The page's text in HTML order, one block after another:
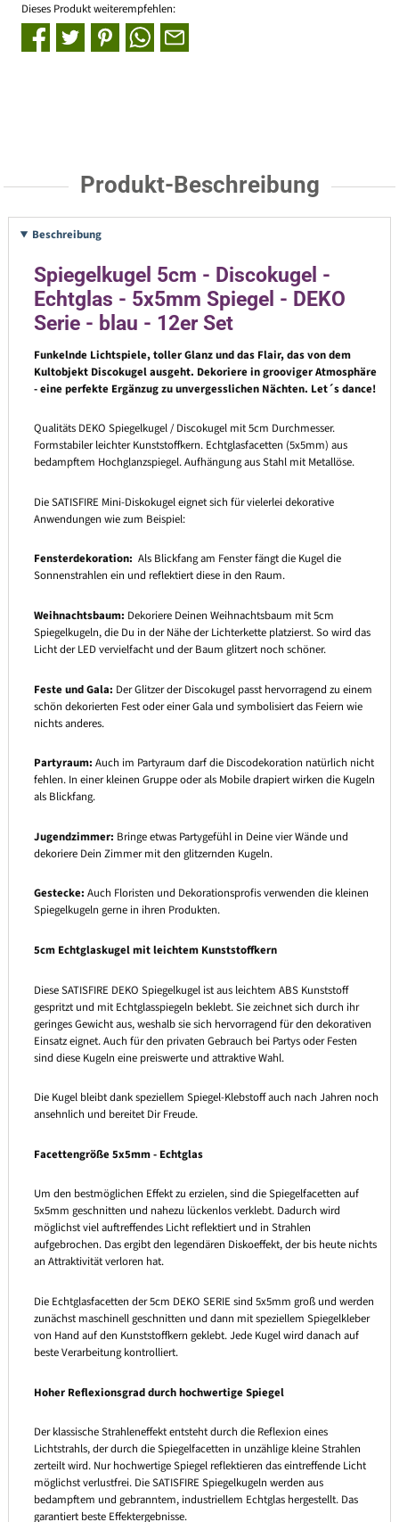
Dieses Produkt weiterempfehlen:
Produkt-Beschreibung
Beschreibung
Spiegelkugel 5cm - Discokugel -
Echtglas - 5x5mm Spiegel - DEKO
Serie - blau - 12er Set
Funkelnde Lichtspiele, toller Glanz und das Flair, das von dem
Kultobjekt Discokugel ausgeht. Dekoriere in grooviger Atmosphäre
- eine perfekte Ergänzug zu unvergesslichen Nächten. Let´s dance!
Qualitäts DEKO Spiegelkugel / Discokugel mit 5cm Durchmesser.
Formstabiler leichter Kunststoffkern. Echtglasfacetten (5x5mm) aus
bedampftem Hochglanzspiegel. Aufhängung aus Stahl mit Metallöse.
Die SATISFIRE Mini-Diskokugel eignet sich für vielerlei dekorative
Anwendungen wie zum Beispiel:
Fensterdekoration: Als Blickfang am Fenster fängt die Kugel die
Sonnenstrahlen ein und reflektiert diese in den Raum.
Weihnachtsbaum: Dekoriere Deinen Weihnachtsbaum mit 5cm
Spiegelkugeln, die Du in der Nähe der Lichterkette platzierst. So wird das
Licht der LED vervielfacht und der Baum glitzert noch schöner.
Feste und Gala: Der Glitzer der Discokugel passt hervorragend zu einem
schön dekorierten Fest oder einer Gala und symbolisiert das Feiern wie
nichts anderes.
Partyraum: Auch im Partyraum darf die Discodekoration natürlich nicht
fehlen. In einer kleinen Gruppe oder als Mobile drapiert wirken die Kugeln
als Blickfang.
Jugendzimmer: Bringe etwas Partygefühl in Deine vier Wände und
dekoriere Dein Zimmer mit den glitzernden Kugeln.
Gestecke: Auch Floristen und Dekorationsprofis verwenden die kleinen
Spiegelkugeln gerne in ihren Produkten.
5cm Echtglaskugel mit leichtem Kunststoffkern
Diese SATISFIRE DEKO Spiegelkugel ist aus leichtem ABS Kunststoff
gespritzt und mit Echtglasspiegeln beklebt. Sie zeichnet sich durch ihr
geringes Gewicht aus, weshalb sie sich hervorragend für den dekorativen
Einsatz eignet. Auch für den privaten Gebrauch bei Partys oder Festen
sind diese Kugeln eine preiswerte und attraktive Wahl.
Die Kugel bleibt dank speziellem Spiegel-Klebstoff auch nach Jahren noch
ansehnlich und bereitet Dir Freude.
Facettengröße 5x5mm - Echtglas
Um den bestmöglichen Effekt zu erzielen, sind die Spiegelfacetten auf
5x5mm geschnitten und nahezu lückenlos verklebt. Dadurch wird
möglichst viel auftreffendes Licht reflektiert und in Strahlen
aufgebrochen. Das ergibt den legendären Diskoeffekt, der bis heute nichts
an Attraktivität verloren hat.
Die Echtglasfacetten der 5cm DEKO SERIE sind 5x5mm groß und werden
zunächst maschinell geschnitten und dann mit speziellem Spiegelkleber
von Hand auf den Kunststoffkern geklebt. Jede Kugel wird danach auf
beste Verarbeitung kontrolliert.
Hoher Reflexionsgrad durch hochwertige Spiegel
Der klassische Strahleneffekt entsteht durch die Reflexion eines
Lichtstrahls, der durch die Spiegelfacetten in unzählige kleine Strahlen
zerteilt wird. Nur hochwertige Spiegel reflektieren das eintreffende Licht
möglichst verlustfrei. Die SATISFIRE Spiegelkugeln werden aus
bedampftem und gebranntem, industriellem Echtglas hergestellt. Das
garantiert beste Effektergebnisse.